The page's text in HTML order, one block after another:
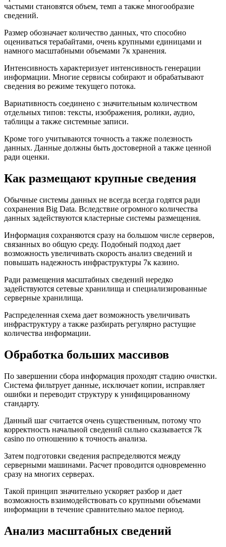
частыми становятся объем, темп а также многообразие
сведений.
Размер обозначает количество данных, что способно
оцениваться терабайтами, очень крупными единицами и
намного масштабными объемами 7к хранения.
Интенсивность характеризует интенсивность генерации
информации. Многие сервисы собирают и обрабатывают
сведения во режиме текущего потока.
Вариативность соединено с значительным количеством
отдельных типов: тексты, изображения, ролики, аудио,
таблицы а также системные записи.
Кроме того учитываются точность а также полезность
данных. Данные должны быть достоверной а также ценной
ради оценки.
Как размещают крупные сведения
Обычные системы данных не всегда всегда годятся ради
сохранения Big Data. Вследствие огромного количества
данных задействуются кластерные системы размещения.
Информация сохраняются сразу на большом числе серверов,
связанных во общую среду. Подобный подход дает
возможность увеличивать скорость анализ сведений и
повышать надежность инфраструктуры 7к казино.
Ради размещения масштабных сведений нередко
задействуются сетевые хранилища и специализированные
серверные хранилища.
Распределенная схема дает возможность увеличивать
инфраструктуру а также разбирать регулярно растущие
количества информации.
Обработка больших массивов
По завершении сбора информация проходят стадию очистки.
Система фильтрует данные, исключает копии, исправляет
ошибки и переводит структуру к унифицированному
стандарту.
Данный шаг считается очень существенным, потому что
корректность начальной сведений сильно сказывается 7k
casino по отношению к точность анализа.
Затем подготовки сведения распределяются между
серверными машинами. Расчет проводится одновременно
сразу на многих серверах.
Такой принцип значительно ускоряет разбор и дает
возможность взаимодействовать со крупными объемами
информации в течение сравнительно малое период.
Анализ масштабных сведений